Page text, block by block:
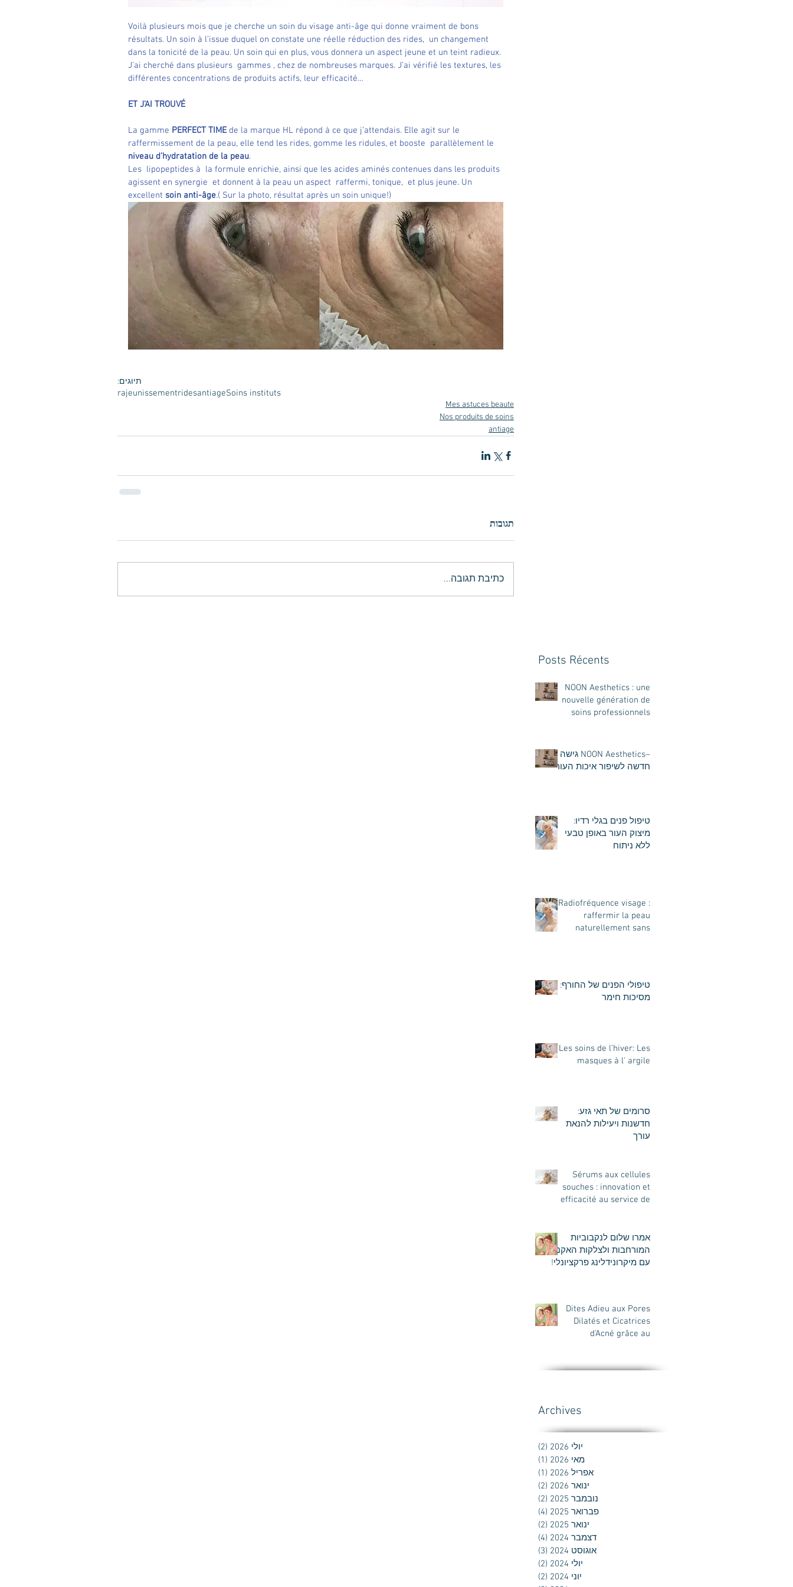
Voilà plusieurs mois que je cherche un soin du visage anti-âge qui donne vraiment de bons
résultats. Un soin à l’issue duquel on constate une réelle réduction des rides,  un changement
dans la tonicité de la peau. Un soin qui en plus, vous donnera un aspect jeune et un teint radieux.
J’ai cherché dans plusieurs  gammes , chez de nombreuses marques. J’ai vérifié les textures, les
différentes concentrations de produits actifs, leur efficacité…
ET J’AI TROUVÉ
La gamme PERFECT TIME de la marque HL répond à ce que j’attendais. Elle agit sur le
raffermissement de la peau, elle tend les rides, gomme les ridules, et booste  parallèlement le
niveau d’hydratation de la peau.
Les  lipopeptides à  la formule enrichie, ainsi que les acides aminés contenues dans les produits
agissent en synergie  et donnent à la peau un aspect  raffermi, tonique,  et plus jeune. Un
excellent soin anti-âge.( Sur la photo, résultat après un soin unique!)
תיוגים:
Soins instituts
antiage
rides
rajeunissement
Mes astuces beaute
Nos produits de soins
antiage
תגובות
כתיבת תגובה...
Posts Récents
NOON Aesthetics : une
nouvelle génération de
soins professionnels
peau
–NOON Aesthetics גישה
חדשה לשיפור איכות העור
טיפול פנים בגלי רדיו:
מיצוק העור באופן טבעי
ללא ניתוח
Radiofréquence visage :
raffermir la peau
naturellement sans
טיפולי הפנים של החורף:
מסיכות חימר
Les soins de l’hiver: Les
masques à l' argile
סרומים של תאי גזע:
חדשנות ויעילות להנאת
עורך
Sérums aux cellules
souches : innovation et
efficacité au service de
אמרו שלום לנקבוביות
המורחבות ולצלקות האקנה
עם מיקרונידלינג פרקציונלי!
Dites Adieu aux Pores
Dilatés et Cicatrices
d'Acné grâce au
Archives
יולי 2026 (2)
מאי 2026
(1)
אפריל 2026
(1)
ינואר 2026
(2)
נובמבר 2025
(2)
פברואר 2025
(4)
ינואר 2025
(2)
דצמבר 2024
(4)
אוגוסט 2024
(3)
יולי 2024
(2)
יוני 2024
(2)